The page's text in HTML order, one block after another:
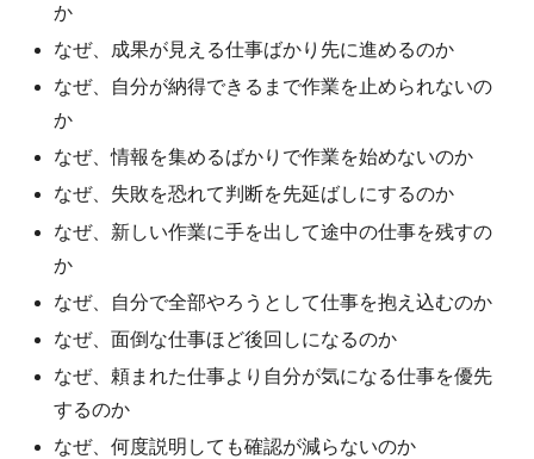
か
なぜ、成果が見える仕事ばかり先に進めるのか
なぜ、自分が納得できるまで作業を止められないの
か
なぜ、情報を集めるばかりで作業を始めないのか
なぜ、失敗を恐れて判断を先延ばしにするのか
なぜ、新しい作業に手を出して途中の仕事を残すの
か
なぜ、自分で全部やろうとして仕事を抱え込むのか
なぜ、面倒な仕事ほど後回しになるのか
なぜ、頼まれた仕事より自分が気になる仕事を優先
するのか
なぜ、何度説明しても確認が減らないのか